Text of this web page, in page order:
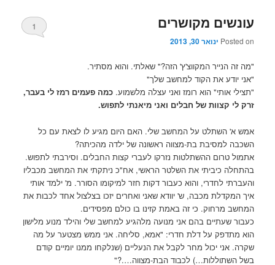
עונשים מקושרים
Posted onינואר 30, 2013
"מה זה הנייר המקווצ'ץ' הזה?" שאלתי. והוא מסתיר.
"אני יודע את הקוד למחשב שלך"
"תצילי אותי" הוא רומז ואני עצלה מלשמוע.כמה פעמים רמז לי בעבר,
זרק לי קצוות של חבלים ואני מיאנתי לתפוש.
אמש א' השתלט על המחשב שלי. האם היום מגיע לו לצאת עם כל
השכבה למסיבת בת-מצווה ראשונה של ילדה מהכיתה?
אתמול טרום ההשתלטות נזרקו לעברי קצות החבלים. וסירבתי לתפוש.
בהתחלה כיביתי את השלטר הראשי, אח"כ ניתקתי את המחשב מכבליו
והעברתי לחדרי, והוא כעבור דקות חזר למיקומו הסורר. מ' ילמד אותי
איך המקדלת מכבה, ש' יוודא שאני ואחרים יזכו בצלצול אחד לכבות את
המחשב מרחוק. כי זה באמת קזינו בו כולם מפסידים.
כעבור שעתיים בהם אני מנועה מלהגיע למחשב שלי והילד מנוע מלישון
הוא מתדפק על דלת חדרי: "אמא, סליחה. אני ממש מצטער על מה
שקרה. אני יכול מחר לקבל את הנעליים (שנלקחו ממנו יומיים קודם
בשל השתוללות…) לכבוד הבת-מצווה….?"